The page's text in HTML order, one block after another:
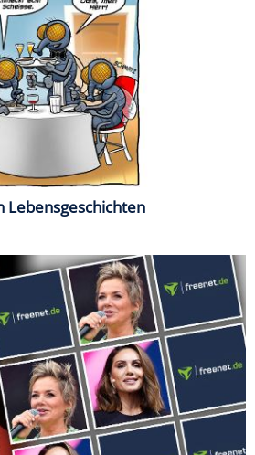
Lebensgeschichten